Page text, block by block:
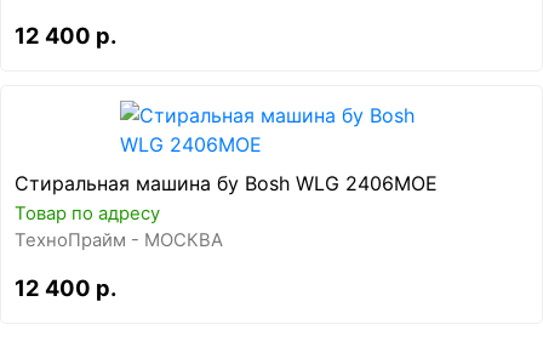
12 400 р.
Стиральная машина бу Bosh WLG 2406MOE
Товар по адресу
ТехноПрайм - МОСКВА
12 400 р.